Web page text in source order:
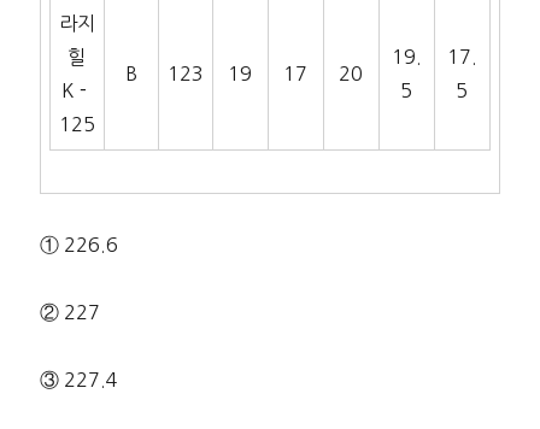
라지
힐
K－
125
B 123 19 17 20
19.
5
17.
5
① 226.6
② 227
③ 227.4